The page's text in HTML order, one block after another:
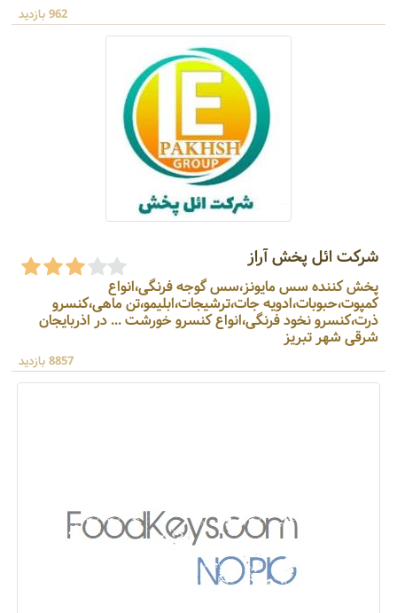
962 بازدید
شرکت ائل پخش آراز
پخش کننده سس مایونز،سس گوجه فرنگی،انواع
کمپوت،حبوبات،ادویه جات،ترشیجات،ابلیمو،تن ماهی،کنسرو
ذرت،کنسرو نخود فرنگی،انواع کنسرو خورشت ... در اذربایجان
شرقی شهر تبریز
8857 بازدید